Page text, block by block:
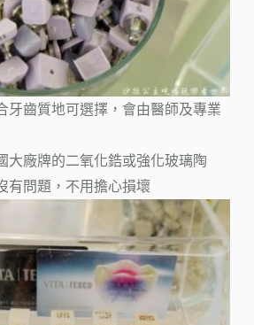
牙齒質地可選擇，會由醫師及專業
大廠牌的二氧化鋯或強化玻璃陶
有問題，不用擔心損壞